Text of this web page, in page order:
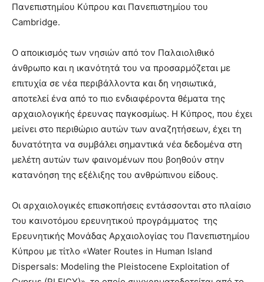
Πανεπιστημίου Κύπρου και Πανεπιστημίου του
Cambridge.
Ο αποικισμός των νησιών από τον Παλαιολιθικό
άνθρωπο και η ικανότητά του να προσαρμόζεται με
επιτυχία σε νέα περιβάλλοντα και δη νησιωτικά,
αποτελεί ένα από το πιο ενδιαφέροντα θέματα της
αρχαιολογικής έρευνας παγκοσμίως. Η Κύπρος, που έχει
μείνει στο περιθώριο αυτών των αναζητήσεων, έχει τη
δυνατότητα να συμβάλει σημαντικά νέα δεδομένα στη
μελέτη αυτών των φαινομένων που βοηθούν στην
κατανόηση της εξέλιξης του ανθρώπινου είδους.
Οι αρχαιολογικές επισκοπήσεις εντάσσονται στο πλαίσιο
του καινοτόμου ερευνητικού προγράμματος της
Ερευνητικής Μονάδας Αρχαιολογίας του Πανεπιστημίου
Κύπρου με τίτλο «Water Routes in Human Island
Dispersals: Modeling the Pleistocene Exploitation of